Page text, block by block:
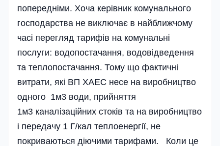
попередніми. Хоча керівник комунального
господарства не виключає в найближчому
часі перегляд тарифів на комунальні
послуги: водопостачання, водовідведення
та теплопостачання. Тому що фактичні
витрати, які ВП ХАЕС несе на виробництво
одного 1м3 води, прийняття
1м3 каналізаційних стоків та на виробництво
і передачу 1 Г/кал теплоенергії, не
покриваються діючими тарифами. Коли це